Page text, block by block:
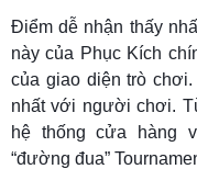
Điểm dễ nhận thấy
này của Phục Kích
của giao diện trò
nhất với người chơi.
hệ thống cửa hàng
“đường đua”